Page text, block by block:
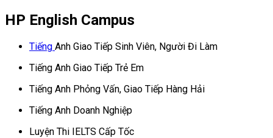
HP English Campus
Tiếng Anh Giao Tiếp Sinh Viên, Người Đi Làm
Tiếng Anh Giao Tiếp Trẻ Em
Tiếng Anh Phỏng Vấn, Giao Tiếp Hàng Hải
Tiếng Anh Doanh Nghiệp
Luyện Thi IELTS Cấp Tốc